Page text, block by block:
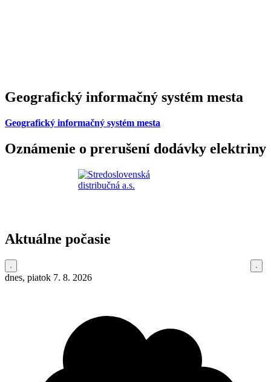
Geografický informačný systém mesta
Geografický informačný systém mesta
Oznámenie o prerušení dodávky elektriny
Aktuálne počasie
dnes, piatok 7. 8. 2026